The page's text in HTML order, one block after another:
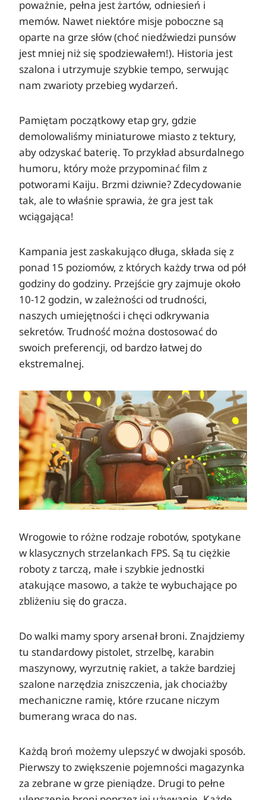
poważnie, pełna jest żartów, odniesień i
memów. Nawet niektóre misje poboczne są
oparte na grze słów (choć niedźwiedzi punsów
jest mniej niż się spodziewałem!). Historia jest
szalona i utrzymuje szybkie tempo, serwując
nam zwarioty przebieg wydarzeń.
Pamiętam początkowy etap gry, gdzie
demolowaliśmy miniaturowe miasto z tektury,
aby odzyskać baterię. To przykład absurdalnego
humoru, który może przypominać film z
potworami Kaiju. Brzmi dziwnie? Zdecydowanie
tak, ale to właśnie sprawia, że gra jest tak
wciągająca!
Kampania jest zaskakująco długa, składa się z
ponad 15 poziomów, z których każdy trwa od pół
godziny do godziny. Przejście gry zajmuje około
10-12 godzin, w zależności od trudności,
naszych umiejętności i chęci odkrywania
sekretów. Trudność można dostosować do
swoich preferencji, od bardzo łatwej do
ekstremalnej.
Wrogowie to różne rodzaje robotów, spotykane
w klasycznych strzelankach FPS. Są tu ciężkie
roboty z tarczą, małe i szybkie jednostki
atakujące masowo, a także te wybuchające po
zbliżeniu się do gracza.
Do walki mamy spory arsenał broni. Znajdziemy
tu standardowy pistolet, strzelbę, karabin
maszynowy, wyrzutnię rakiet, a także bardziej
szalone narzędzia zniszczenia, jak chociażby
mechaniczne ramię, które rzucane niczym
bumerang wraca do nas.
Każdą broń możemy ulepszyć w dwojaki sposób.
Pierwszy to zwiększenie pojemności magazynka
za zebrane w grze pieniądze. Drugi to pełne